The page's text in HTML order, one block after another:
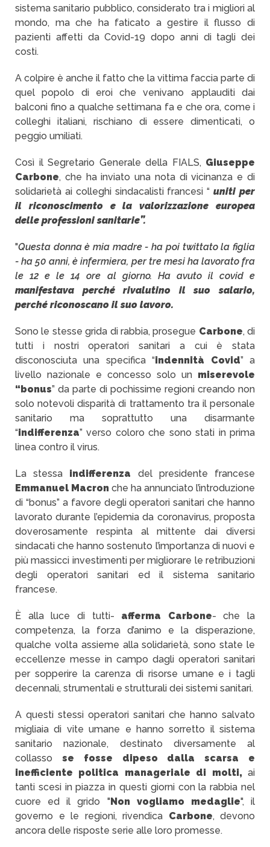
sistema sanitario pubblico, considerato tra i migliori al
mondo, ma che ha faticato a gestire il flusso di
pazienti affetti da Covid-19 dopo anni di tagli dei
costi.
A colpire è anche il fatto che la vittima faccia parte di
quel popolo di eroi che venivano applauditi dai
balconi fino a qualche settimana fa e che ora, come i
colleghi italiani, rischiano di essere dimenticati, o
peggio umiliati.
Così il Segretario Generale della FIALS, Giuseppe
Carbone, che ha inviato una nota di vicinanza e di
solidarietà ai colleghi sindacalisti francesi “uniti per
il riconoscimento e la valorizzazione europea
delle professioni sanitarie”.
"Questa donna è mia madre - ha poi twittato la figlia
- ha 50 anni, è infermiera, per tre mesi ha lavorato fra
le 12 e le 14 ore al giorno. Ha avuto il covid e
manifestava perché rivalutino il suo salario,
perché riconoscano il suo lavoro.
Sono le stesse grida di rabbia, prosegue Carbone, di
tutti i nostri operatori sanitari a cui è stata
disconosciuta una specifica “indennità Covid” a
livello nazionale e concesso solo un miserevole
“bonus” da parte di pochissime regioni creando non
solo notevoli disparità di trattamento tra il personale
sanitario ma soprattutto una disarmante
“indifferenza” verso coloro che sono stati in prima
linea contro il virus.
La stessa indifferenza del presidente francese
Emmanuel Macron che ha annunciato l’introduzione
di “bonus” a favore degli operatori sanitari che hanno
lavorato durante l’epidemia da coronavirus, proposta
doverosamente respinta al mittente dai diversi
sindacati che hanno sostenuto l’importanza di nuovi e
più massicci investimenti per migliorare le retribuzioni
degli operatori sanitari ed il sistema sanitario
francese.
È alla luce di tutti- afferma Carbone- che la
competenza, la forza d’animo e la disperazione,
qualche volta assieme alla solidarietà, sono state le
eccellenze messe in campo dagli operatori sanitari
per sopperire la carenza di risorse umane e i tagli
decennali, strumentali e strutturali dei sistemi sanitari.
A questi stessi operatori sanitari che hanno salvato
migliaia di vite umane e hanno sorretto il sistema
sanitario nazionale, destinato diversamente al
collasso se fosse dipeso dalla scarsa e
inefficiente politica manageriale di molti,ai
tanti scesi in piazza in questi giorni con la rabbia nel
cuore ed il grido "Non vogliamo medaglie", il
governo e le regioni, rivendica Carbone, devono
ancora delle risposte serie alle loro promesse.